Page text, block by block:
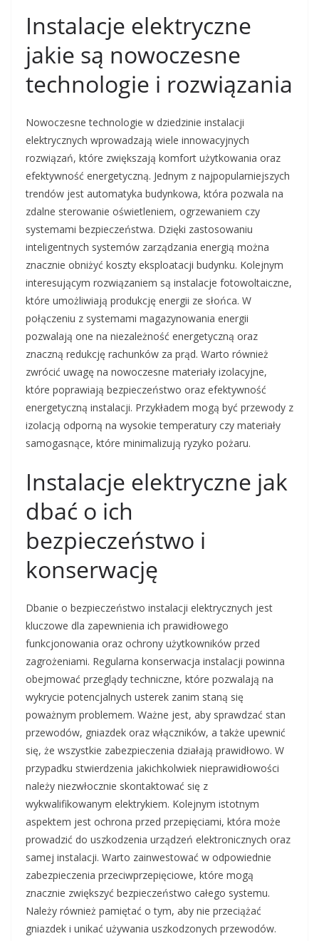
Instalacje elektryczne
jakie są nowoczesne
technologie i rozwiązania
Nowoczesne technologie w dziedzinie instalacji
elektrycznych wprowadzają wiele innowacyjnych
rozwiązań, które zwiększają komfort użytkowania oraz
efektywność energetyczną. Jednym z najpopularniejszych
trendów jest automatyka budynkowa, która pozwala na
zdalne sterowanie oświetleniem, ogrzewaniem czy
systemami bezpieczeństwa. Dzięki zastosowaniu
inteligentnych systemów zarządzania energią można
znacznie obniżyć koszty eksploatacji budynku. Kolejnym
interesującym rozwiązaniem są instalacje fotowoltaiczne,
które umożliwiają produkcję energii ze słońca. W
połączeniu z systemami magazynowania energii
pozwalają one na niezależność energetyczną oraz
znaczną redukcję rachunków za prąd. Warto również
zwrócić uwagę na nowoczesne materiały izolacyjne,
które poprawiają bezpieczeństwo oraz efektywność
energetyczną instalacji. Przykładem mogą być przewody z
izolacją odporną na wysokie temperatury czy materiały
samogasnące, które minimalizują ryzyko pożaru.
Instalacje elektryczne jak
dbać o ich
bezpieczeństwo i
konserwację
Dbanie o bezpieczeństwo instalacji elektrycznych jest
kluczowe dla zapewnienia ich prawidłowego
funkcjonowania oraz ochrony użytkowników przed
zagrożeniami. Regularna konserwacja instalacji powinna
obejmować przeglądy techniczne, które pozwalają na
wykrycie potencjalnych usterek zanim staną się
poważnym problemem. Ważne jest, aby sprawdzać stan
przewodów, gniazdek oraz włączników, a także upewnić
się, że wszystkie zabezpieczenia działają prawidłowo. W
przypadku stwierdzenia jakichkolwiek nieprawidłowości
należy niezwłocznie skontaktować się z
wykwalifikowanym elektrykiem. Kolejnym istotnym
aspektem jest ochrona przed przepięciami, która może
prowadzić do uszkodzenia urządzeń elektronicznych oraz
samej instalacji. Warto zainwestować w odpowiednie
zabezpieczenia przeciwprzepięciowe, które mogą
znacznie zwiększyć bezpieczeństwo całego systemu.
Należy również pamiętać o tym, aby nie przeciążać
gniazdek i unikać używania uszkodzonych przewodów.